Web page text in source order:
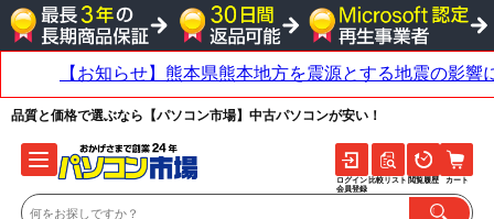
品質と価格で選ぶなら【パソコン市場】中古パソコンが安い！
ログイン
会員登録
比較リスト 閲覧履歴 カート